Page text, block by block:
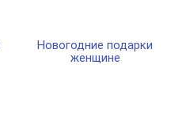
Новогодние подарки
женщине